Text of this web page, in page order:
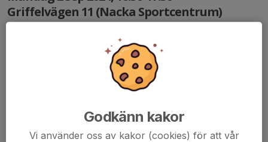
Griffelvägen 11 (Nacka Sportcentrum)
Godkänn kakor
Vi använder oss av kakor (cookies) för att vår